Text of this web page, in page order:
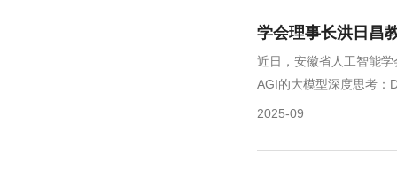
学会理事长洪日昌
近日，安徽省人工智能
AGI的大模型深度思考：
2025-09